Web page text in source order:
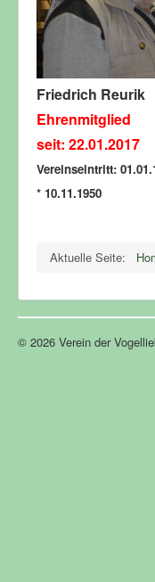
Friedrich
seit:
Vereinseintritt:
*
Aktuelle Seite:
© 2026 Verein der